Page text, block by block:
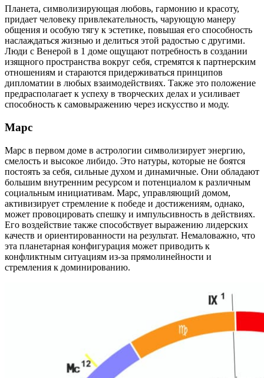
Планета, символизирующая любовь, гармонию и красоту,
придает человеку привлекательность, чарующую манеру
общения и особую тягу к эстетике, повышая его способность
наслаждаться жизнью и делиться этой радостью с другими.
Люди с Венерой в 1 доме ощущают потребность в создании
изящного пространства вокруг себя, стремятся к партнерским
отношениям и стараются придерживаться принципов
дипломатии в любых взаимодействиях. Также это положение
предрасполагает к успеху в творческих делах и усиливает
способность к самовыражению через искусство и моду.
Марс
Марс в первом доме в астрологии символизирует энергию,
смелость и высокое либидо. Это натуры, которые не боятся
постоять за себя, сильные духом и динамичные. Они обладают
большим внутренним ресурсом и потенциалом к различным
социальным инициативам. Марс, управляющий домом,
активизирует стремление к победе и достижениям, однако,
может провоцировать спешку и импульсивность в действиях.
Его воздействие также способствует выражению лидерских
качеств и ориентированности на результат. Немаловажно, что
эта планетарная конфигурация может приводить к
конфликтным ситуациям из-за прямолинейности и
стремления к доминированию.